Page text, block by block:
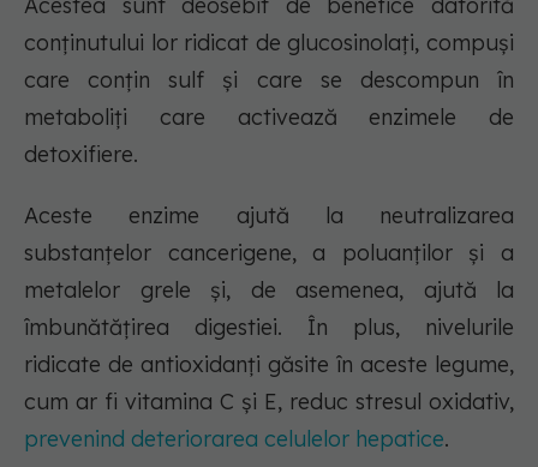
Acestea sunt deosebit de benefice datorită
conținutului lor ridicat de glucosinolați, compuși
care conțin sulf și care se descompun în
metaboliți care activează enzimele de
detoxifiere.
Aceste enzime ajută la neutralizarea
substanțelor cancerigene, a poluanților și a
metalelor grele și, de asemenea, ajută la
îmbunătățirea digestiei. În plus, nivelurile
ridicate de antioxidanți găsite în aceste legume,
cum ar fi vitamina C și E, reduc stresul oxidativ,
prevenind deteriorarea celulelor hepatice.